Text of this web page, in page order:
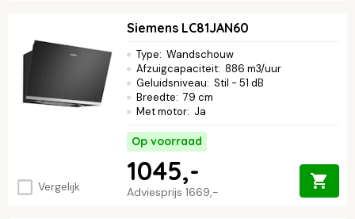
Vergelijk
Siemens LC81JAN60
Type: Wandschouw
Afzuigcapaciteit: 886 m3/uur
Geluidsniveau: Stil - 51 dB
Breedte: 79 cm
Met motor: Ja
Op voorraad
Adviesprijs 1669,-
1045,-